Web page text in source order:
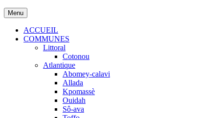
Menu
ACCUEIL
COMMUNES
Littoral
Cotonou
Atlantique
Abomey-calavi
Allada
Kpomassè
Ouidah
Sô-ava